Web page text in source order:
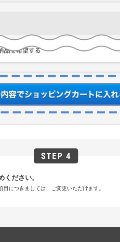
ださい。
につきましては、ご変更いただけます。